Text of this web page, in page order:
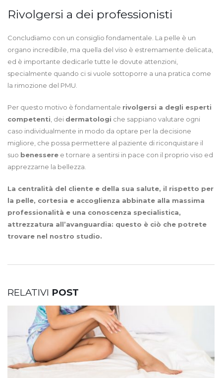
Rivolgersi a dei professionisti
Concludiamo con un consiglio fondamentale. La pelle è un
organo incredibile, ma quella del viso è estremamente delicata,
ed è importante dedicarle tutte le dovute attenzioni,
specialmente quando ci si vuole sottoporre a una pratica come
la rimozione del PMU.
Per questo motivo è fondamentale rivolgersi a degli esperti
competenti , dei dermatologi che sappiano valutare ogni
caso individualmente in modo da optare per la decisione
migliore, che possa permettere al paziente di riconquistare il
suo benessere e tornare a sentirsi in pace con il proprio viso ed
apprezzarne la bellezza.
La centralità del cliente e della sua salute, il rispetto per
la pelle, cortesia e accoglienza abbinate alla massima
professionalità e una conoscenza specialistica,
attrezzatura all’avanguardia: questo è ciò che potrete
trovare nel nostro studio.
RELATIVI POST